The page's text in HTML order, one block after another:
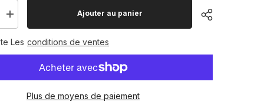
Augmenter
la
quantité
pour
Ensemble
Ajouter au panier
Les conditions de ventes
Plus de moyens de paiement